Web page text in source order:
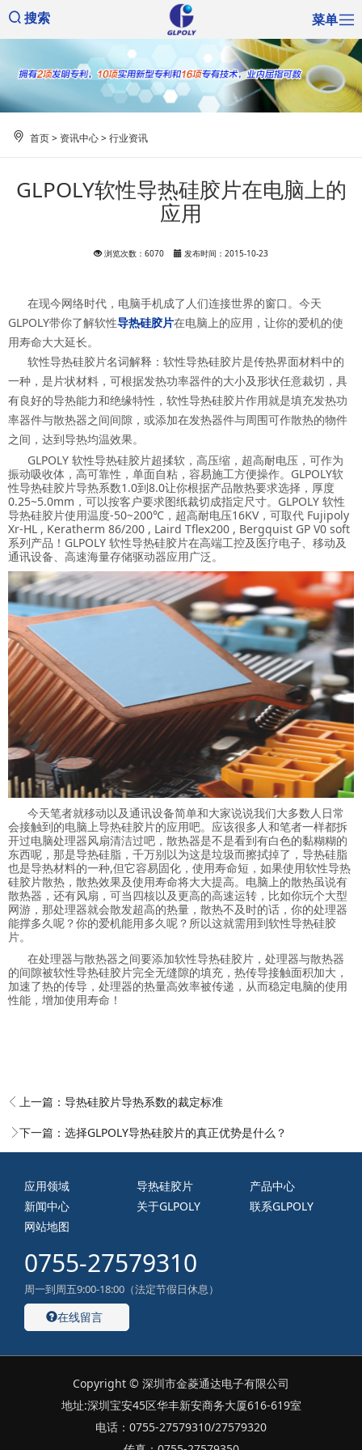
搜索 菜单
首页> 资讯中心>行业资讯
GLPOLY软性导热硅胶片在电脑上的
应用
浏览次数：6070 发布时间：2015-10-23
在现今网络时代，电脑手机成了人们连接世界的窗口。今天
GLPOLY带你了解软性导热硅胶片在电脑上的应用，让你的爱机的使
用寿命大大延长。
软性导热硅胶片名词解释：软性导热硅胶片是传热界面材料中的
一种，是片状材料，可根据发热功率器件的大小及形状任意裁切，具
有良好的导热能力和绝缘特性，软性导热硅胶片作用就是填充发热功
率器件与散热器之间间隙，或添加在发热器件与周围可作散热的物件
之间，达到导热均温效果。
GLPOLY 软性导热硅胶片超揉软，高压缩，超高耐电压，可作为
振动吸收体，高可靠性，单面自粘，容易施工方便操作。GLPOLY软
性导热硅胶片导热系数1.0到8.0让你根据产品散热要求选择，厚度
0.25~5.0mm，可以按客户要求图纸裁切成指定尺寸。GLPOLY 软性
导热硅胶片使用温度-50~200℃，超高耐电压16KV，可取代 Fujipoly
Xr-HL , Keratherm 86/200 , Laird Tflex200 , Bergquist GP V0 soft
系列产品！GLPOLY 软性导热硅胶片在高端工控及医疗电子、移动及
通讯设备、高速海量存储驱动器应用广泛。
今天笔者就移动以及通讯设备简单和大家说说我们大多数人日常
会接触到的电脑上导热硅胶片的应用吧。应该很多人和笔者一样都拆
开过电脑处理器风扇清洁过吧，散热器是不是看到有白色的黏糊糊的
东西呢，那是导热硅脂，千万别以为这是垃圾而擦拭掉了，导热硅脂
也是导热材料的一种,但它容易固化，使用寿命短，如果使用软性导热
硅胶片散热，散热效果及使用寿命将大大提高。电脑上的散热虽说有
散热器，还有风扇，可当四核以及更高的高速运转，比如你玩个大型
网游，那处理器就会散发超高的热量，散热不及时的话，你的处理器
能撑多久呢？你的爱机能用多久呢？所以这就需用到软性导热硅胶
片。
在处理器与散热器之间要添加软性导热硅胶片，处理器与散热器
的间隙被软性导热硅胶片完全无缝隙的填充，热传导接触面积加大，
加速了热的传导，处理器的热量高效率被传递，从而稳定电脑的使用
性能，增加使用寿命！
上一篇： 导热硅胶片导热系数的裁定标准
下一篇： 选择GLPOLY导热硅胶片的真正优势是什么？
应用领域 导热硅胶片
产品中心
新闻中心
关于GLPOLY
联系GLPOLY
网站地图
0755-27579310
周一到周五9:00-18:00（法定节假日休息）
在线留言
Copyright © 深圳市金菱通达电子有限公司
地址:深圳宝安45区华丰新安商务大厦616-619室
电话：0755-27579310/27579320